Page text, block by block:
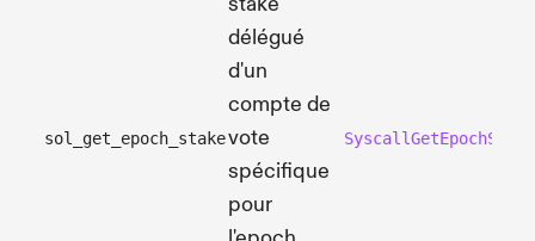
sol_get_epoch_stake
délégué
d'un
compte de
vote
spécifique
pour
SyscallGetEpochStake